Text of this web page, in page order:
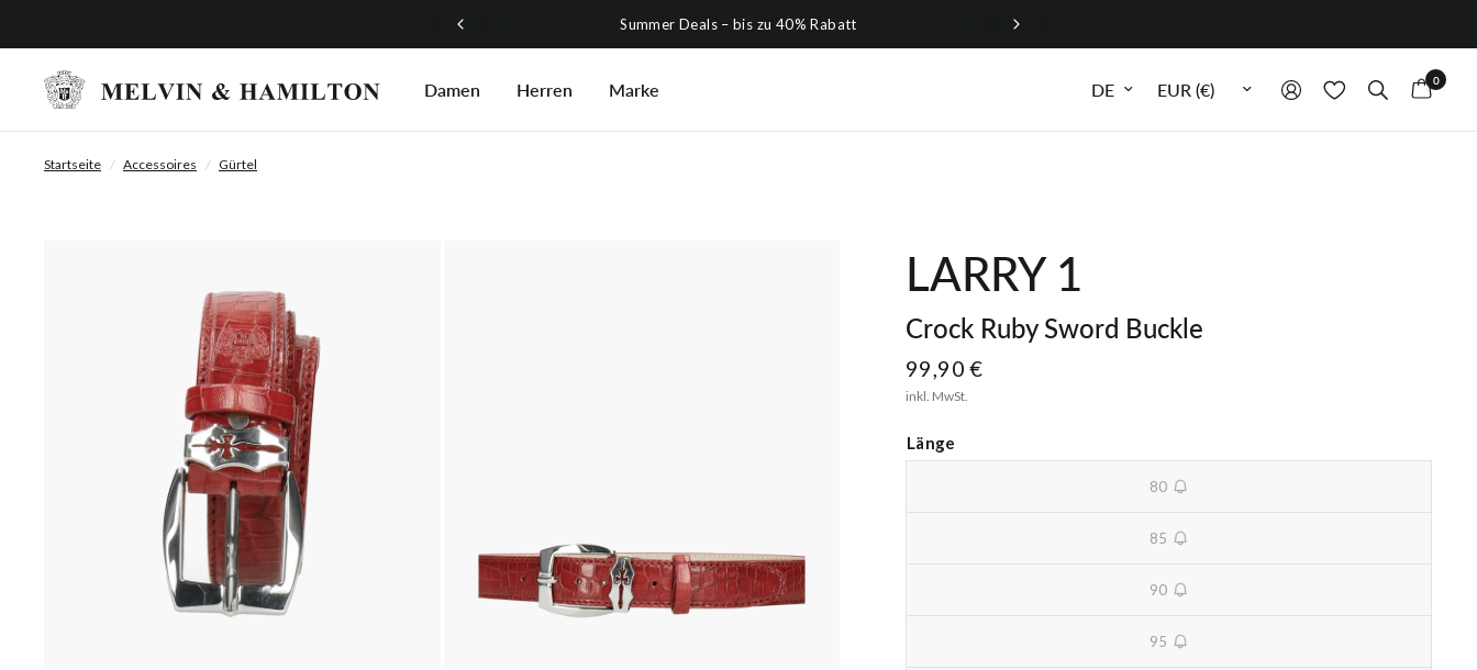
Summer Deals – bis zu 40% Rabatt
Damen Herren Marke Sprache aktualisierenWährung aktualisieren 0
Startseite / Accessoires / Gürtel
LARRY 1
Crock Ruby Sword Buckle
99,90 €
inkl. MwSt.
Länge
80
unavailable
85
unavailable
90
unavailable
95
unavailable